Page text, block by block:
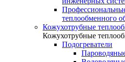
теплообменного
Кожухотрубные
Кожухотрубные
Подогреватели